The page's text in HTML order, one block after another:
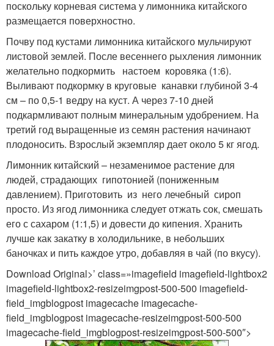
поскольку корневая система у лимонника китайского
размещается поверхностно.
Почву под кустами лимонника китайского мульчируют
листовой землей. После весеннего рыхления лимонник
желательно подкормить настоем коровяка (1:6).
Выливают подкормку в круговые канавки глубиной 3-4
см – по 0,5-1 ведру на куст. А через 7-10 дней
подкармливают полным минеральным удобрением. На
третий год выращенные из семян растения начинают
плодоносить. Взрослый экземпляр дает около 5 кг ягод.
Лимонник китайский – незаменимое растение для
людей, страдающих гипотонией (пониженным
давлением). Приготовить из него лечебный сироп
просто. Из ягод лимонника следует отжать сок, смешать
его с сахаром (1:1,5) и довести до кипения. Хранить
лучше как закатку в холодильнике, в небольших
баночках и пить каждое утро, добавляя в чай (по вкусу).
Download Original>’ class=»imagefield imagefield-lightbox2
imagefield-lightbox2-resizeimgpost-500-500 imagefield-
field_imgblogpost imagecache imagecache-
field_imgblogpost imagecache-resizeimgpost-500-500
imagecache-field_imgblogpost-resizeimgpost-500-500″>